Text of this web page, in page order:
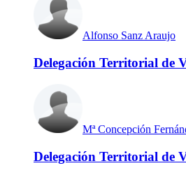
Alfonso Sanz Araujo
Delegación Territorial de
Mª Concepción
Delegación Territorial de